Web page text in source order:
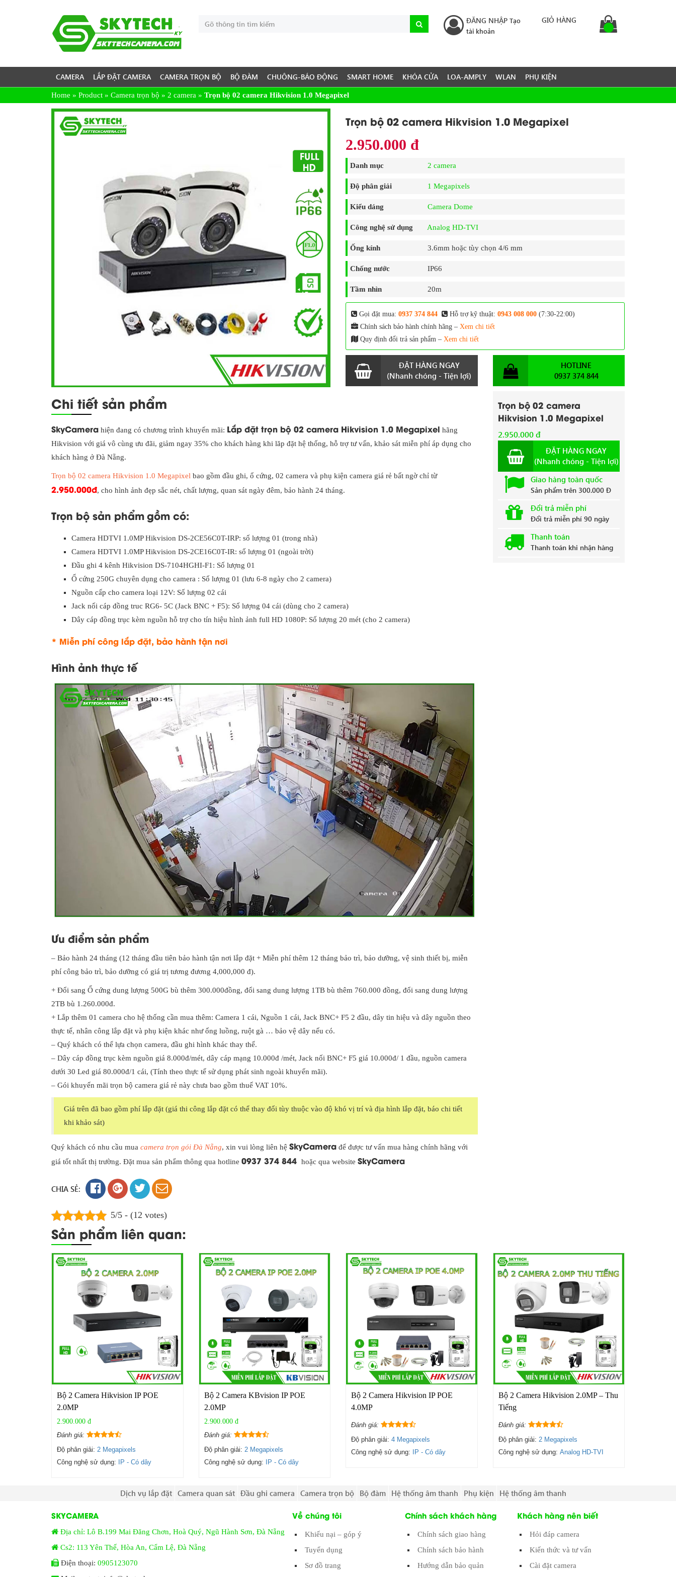
ĐĂNG NHẬP Tạo
tài khoản
GIỎ HÀNG
CAMERA LẮP ĐẶT CAMERA CAMERA TRỌN BỘ BỘ ĐÀM CHUÔNG-BÁO ĐỘNG SMART HOME KHÓA CỬA LOA-AMPLY WLAN PHỤ KIỆN
Home » Product » Camera trọn bộ » 2 camera » Trọn bộ 02 camera Hikvision 1.0 Megapixel
Trọn bộ 02 camera Hikvision 1.0 Megapixel
2.950.000 đ
Danh mục 2 camera
Độ phân giải 1 Megapixels
Kiểu dáng Camera Dome
Công nghệ sử dụng Analog HD-TVI
Ống kính 3.6mm hoặc tùy chọn 4/6 mm
Chống nước IP66
Tầm nhìn 20m
Gọi đặt mua: 0937 374 844 Hỗ trợ kỹ thuật: 0943 008 000 (7:30-22:00)
Chính sách bảo hành chính hãng – Xem chi tiết
Quy định đổi trả sản phẩm – Xem chi tiết
ĐẶT HÀNG NGAY
(Nhanh chóng - Tiện lợi)
HOTLINE
0937 374 844
Chi tiết sản phẩm
SkyCamera hiện đang có chương trình khuyến mãi: Lắp đặt trọn bộ 02 camera Hikvision 1.0 Megapixel hãng
Hikvision với giá vô cùng ưu đãi, giảm ngay 35% cho khách hàng khi lăp đặt hệ thống, hỗ trợ tư vấn, khảo sát miễn phí áp dụng cho
khách hàng ở Đà Nẵng.
Trọn bộ 02 camera Hikvision 1.0 Megapixel bao gồm đầu ghi, ổ cứng, 02 camera và phụ kiện camera giá rẻ bất ngờ chỉ từ
2.950.000đ, cho hình ảnh đẹp sắc nét, chất lượng, quan sát ngày đêm, bảo hành 24 tháng.
Trọn bộ sản phẩmgồm có:
Camera HDTVI 1.0MP Hikvision DS-2CE56C0T-IRP: số lượng 01 (trong nhà)
Camera HDTVI 1.0MP Hikvision DS-2CE16C0T-IR: số lượng 01 (ngoài trời)
Đầu ghi 4 kênh Hikvision DS-7104HGHI-F1: Số lượng 01
Ổ cứng 250G chuyên dụng cho camera : Số lượng 01 (lưu 6-8 ngày cho 2 camera)
Nguồn cấp cho camera loại 12V: Số lượng 02 cái
Jack nối cáp đồng truc RG6- 5C (Jack BNC + F5): Số lượng 04 cái (dùng cho 2 camera)
Dây cáp đồng trục kèm nguồn hỗ trợ cho tín hiệu hình ảnh full HD 1080P: Số lượng 20 mét (cho 2 camera)
* Miễn phí công lắp đặt, bảo hành tận nơi
Hình ảnh thực tế
Ưu điểm sản phẩm
– Bảo hành 24 tháng (12 tháng đầu tiên bảo hành tận nơi lắp đặt + Miễn phí thêm 12 tháng bảo trì, bảo dưỡng, vệ sinh thiết bị, miễn
phí công bảo trì, bảo dưỡng có giá trị tương đương 4,000,000 đ).
+ Đổi sang Ổ cứng dung lượng 500G bù thêm 300.000đồng, đổi sang dung lượng 1TB bù thêm 760.000 đồng, đổi sang dung lượng
2TB bù 1.260.000đ.
+ Lắp thêm 01 camera cho hệ thống cần mua thêm: Camera 1 cái, Nguồn 1 cái, Jack BNC+ F5 2 đầu, dây tin hiệu và dây nguồn theo
thực tế, nhân công lắp đặt và phụ kiện khác như ống luồng, ruột gà … bảo vệ dây nếu có.
– Quý khách có thể lựa chọn camera, đầu ghi hình khác thay thế.
– Dây cáp đồng trục kèm nguồn giá 8.000đ/mét, dây cáp mạng 10.000đ /mét, Jack nối BNC+ F5 giá 10.000đ/ 1 đầu, nguồn camera
dưới 30 Led giá 80.000đ/1 cái, (Tính theo thực tế sử dụng phát sinh ngoài khuyến mãi).
– Gói khuyến mãi trọn bộ camera giá rẻ này chưa bao gồm thuế VAT 10%.
Giá trên đã bao gồm phí lắp đặt (giá thi công lắp đặt có thể thay đổi tùy thuộc vào độ khó vị trí và địa hình lắp đặt, báo chi tiết
khi khảo sát)
Quý khách có nhu cầu mua camera trọn gói Đà Nẵng, xin vui lòng liên hệ SkyCamera để được tư vấn mua hàng chính hãng với
giá tốt nhất thị trường. Đặt mua sản phẩm thông qua hotline 0937 374 844 hoặc qua website SkyCamera
CHIA SẺ:
Trọn bộ 02 camera
Hikvision 1.0 Megapixel
2.950.000 đ
ĐẶT HÀNG NGAY
(Nhanh chóng - Tiện lợi)
Giao hàng toàn quốc
Sản phẩm trên 300.000 Đ
Đổi trả miễn phí
Đổi trả miễn phí 90 ngày
Thanh toán
Thanh toán khi nhận hàng
5/5 - (12 votes)
Sản phẩm liên quan:
Bộ 2 Camera Hikvision IP POE
2.0MP
2.900.000 đ
Đánh giá:
Độ phân giải: 2 Megapixels
Công nghệ sử dụng:
IP - Có dây
Bộ 2 Camera KBvision IP POE
2.0MP
2.900.000 đ
Đánh giá:
Độ phân giải: 2 Megapixels
Công nghệ sử dụng:
IP - Có dây
Bộ 2 Camera Hikvision IP POE
4.0MP
Đánh giá:
Độ phân giải: 4 Megapixels
Công nghệ sử dụng:
IP - Có dây
Bộ 2 Camera Hikvision 2.0MP – Thu
Tiếng
Đánh giá:
Độ phân giải: 2 Megapixels
Công nghệ sử dụng: Analog HD-TVI
Dịch vụ lắp đặt Camera quan sát Đầu ghi camera Camera trọn bộ Bộ đàm Hệ thống âm thanh Phụ kiện Hệ thống âm thanh
SKYCAMERA
Địa chỉ: Lô B.199 Mai Đăng Chơn, Hoà Quý, Ngũ Hành Sơn, Đà Nẵng
Cs2: 113 Yên Thế, Hòa An, Cẩm Lệ, Đà Nẵng
Điện thoại: 0905123070
Về chúng tôi
Khiếu nại – góp ý
Tuyển dụng
Sơ đồ trang
Chính sách khách hàng
Chính sách giao hàng
Chính sách bảo hành
Hướng dẫn bảo quản
Khách hàng nên biết
Hỏi đáp camera
Kiến thức và tư vấn
Cài đặt camera